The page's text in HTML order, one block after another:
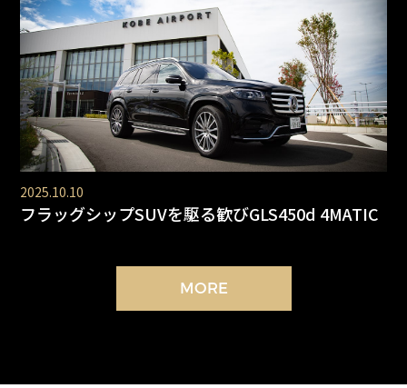
2025.10.10
フラッグシップSUVを駆る歓びGLS450d 4MATIC
MORE